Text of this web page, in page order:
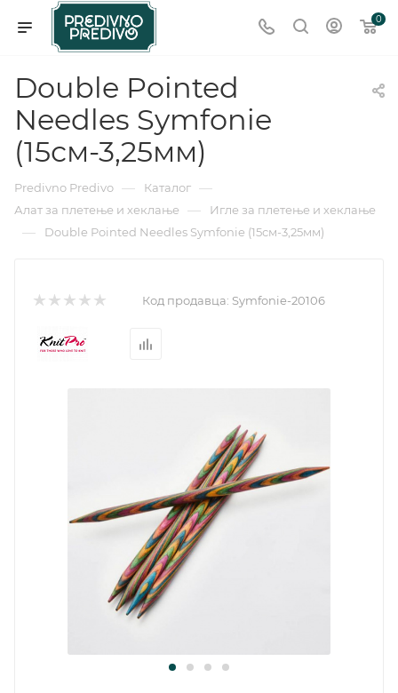
0
Double Pointed
Needles Symfonie
(15см-3,25мм)
Predivno Predivo — Каталог —
Алат за плетење и хеклање — Игле за плетење и хеклање
— Double Pointed Needles Symfonie (15см-3,25мм)
Код продавца: Symfonie-20106